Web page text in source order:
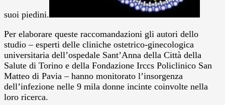
suoi piedini.
Per elaborare queste raccomandazioni gli autori dello
studio – esperti delle cliniche ostetrico-ginecologica
universitaria dell’ospedale Sant’Anna della Città della
Salute di Torino e della Fondazione Irccs Policlinico San
Matteo di Pavia – hanno monitorato l’insorgenza
dell’infezione nelle 9 mila donne incinte coinvolte nella
loro ricerca.